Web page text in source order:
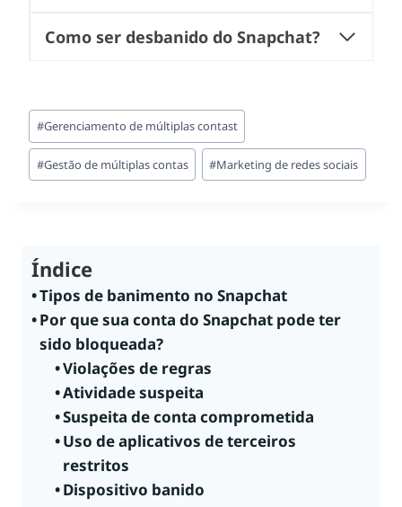
Como ser desbanido do Snapchat?
Tags
do
Post:
#Gerenciamento de múltiplas contast
#Gestão de múltiplas contas #Marketing de redes sociais
Índice
Tipos de banimento no Snapchat
Por que sua conta do Snapchat pode ter
sido bloqueada?
Violações de regras
Atividade suspeita
Suspeita de conta comprometida
Uso de aplicativos de terceiros
restritos
Dispositivo banido